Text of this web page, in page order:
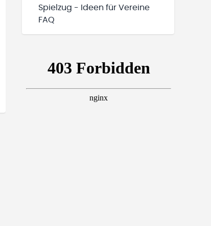
Spielzug - Ideen für Vereine
FAQ